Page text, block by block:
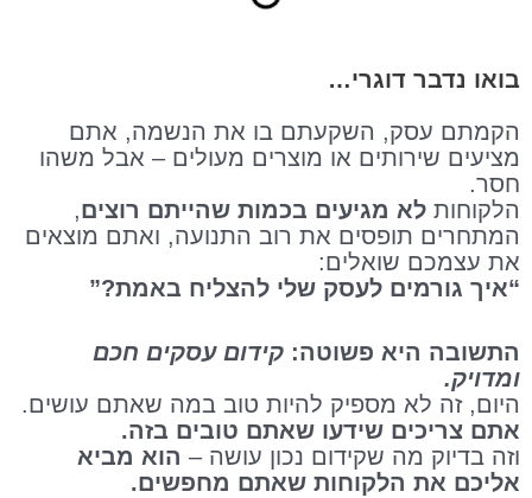
בואו נדבר דוגרי…
הקמתם עסק, השקעתם בו את הנשמה, אתם
מציעים שירותים או מוצרים מעולים – אבל משהו
חסר.
הלקוחות לא מגיעים בכמות שהייתם רוצים,
המתחרים תופסים את רוב התנועה, ואתם מוצאים
את עצמכם שואלים:
“איך גורמים לעסק שלי להצליח באמת?”
התשובה היא פשוטה: קידום עסקים חכם
ומדויק.
היום, זה לא מספיק להיות טוב במה שאתם עושים.
אתם צריכים שידעו שאתם טובים בזה.
וזה בדיוק מה שקידום נכון עושה – הוא מביא
אליכם את הלקוחות שאתם מחפשים.